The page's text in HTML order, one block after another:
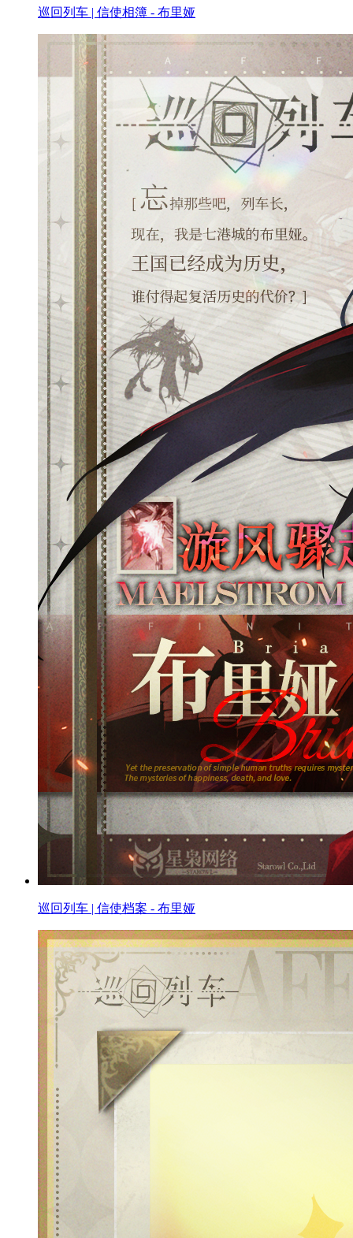
巡回列车 | 信使相簿 - 布里娅
巡回列车 | 信使档案 - 布里娅